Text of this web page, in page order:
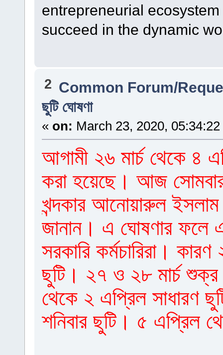
entrepreneurial
succeed in the dynamic
2 Common Forum/
ছুটি ঘোষণা
« on: March 23, 2020,
আগামী ২৬ মার্চ থেকে ৪
করা হয়েছে। আজ সোমবার
খন্দকার আনোয়ারুল
জানান। এ ঘোষণার ফলে
সরকারি কর্মচারিরা। কারণ
ছুটি। ২৭ ও ২৮ মার্চ শুক্র
থেকে ২ এপ্রিল
শনিবার ছুটি। ৫ এপ্রিল